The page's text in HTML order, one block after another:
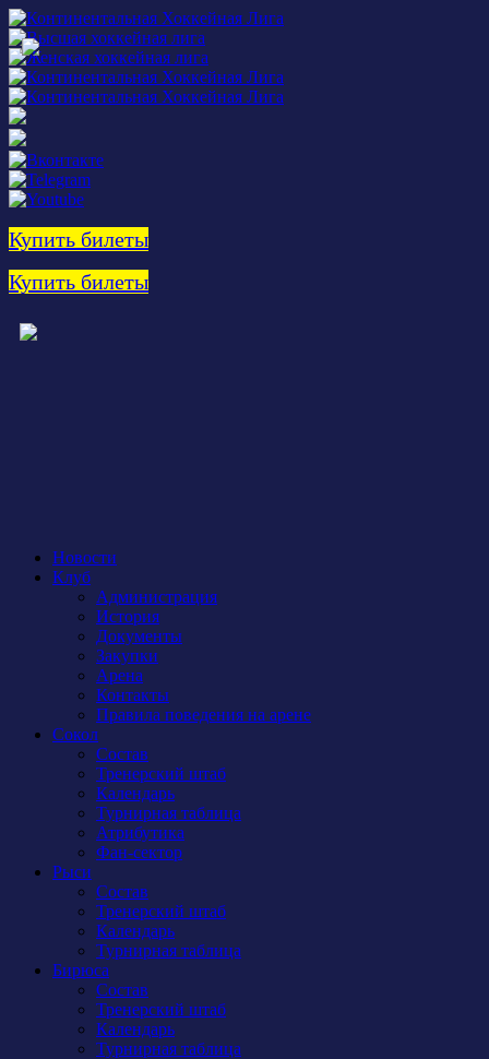
Купить билеты
Купить билеты
Новости
Клуб
Администрация
История
Документы
Закупки
Арена
Контакты
Правила поведения на арене
Сокол
Состав
Тренерский штаб
Календарь
Турнирная таблица
Атрибутика
Фан-сектор
Рыси
Состав
Тренерский штаб
Календарь
Турнирная таблица
Бирюса
Состав
Тренерский штаб
Календарь
Турнирная таблица